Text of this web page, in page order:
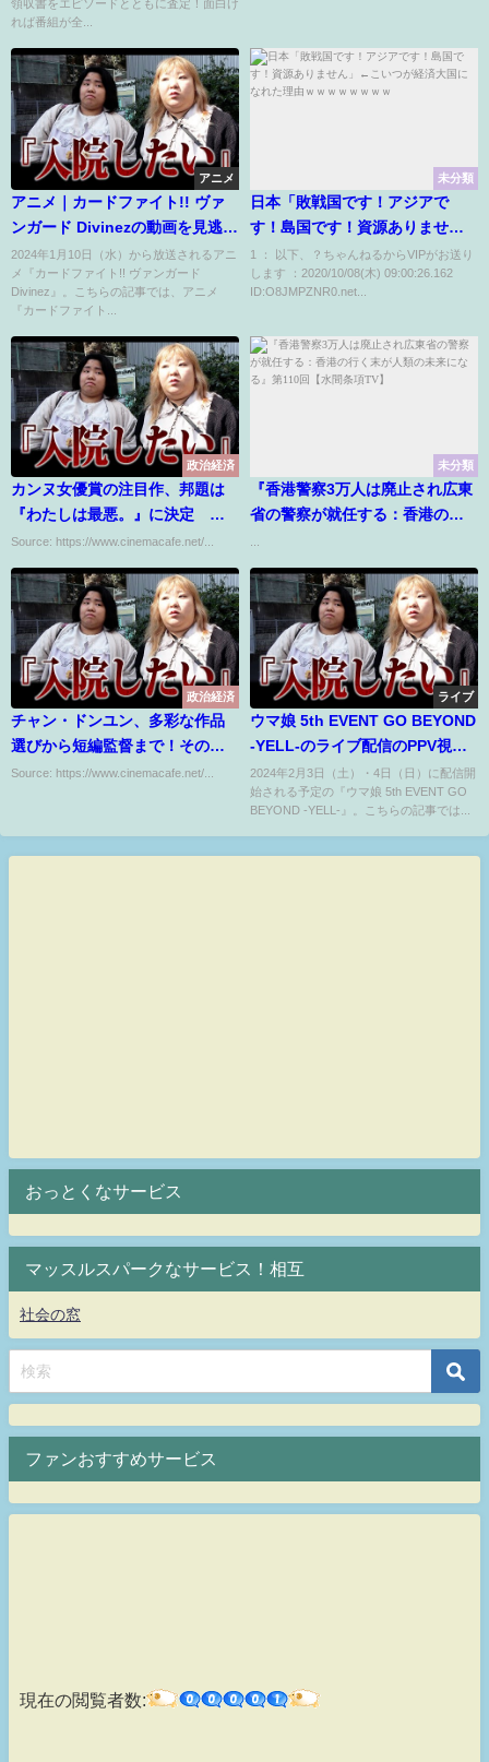
領収書をエピソードとともに査定！面白け
れば番組が全...
アニメ
アニメ｜カードファイト!! ヴァ
ンガード Divinezの動画を見逃し
含め全話無料で見れる配信サイ
トまとめ
2024年1月10日（水）から放送されるアニ
メ『カードファイト!! ヴァンガード
Divinez』。こちらの記事では、アニメ
『カードファイト...
未分類
日本「敗戦国です！アジアで
す！島国です！資源ありませ
ん」←こいつが経済大国になれ
た理由ｗｗｗｗｗｗｗｗ
1 ： 以下、？ちゃんねるからVIPがお送り
します ：2020/10/08(木) 09:00:26.162
ID:O8JMPZNR0.net...
政治経済
カンヌ女優賞の注目作、邦題は
『わたしは最悪。』に決定 シ
ーン写真3点も解禁
Source: https://www.cinemacafe.net/...
未分類
『香港警察3万人は廃止され広東
省の警察が就任する：香港の行
政治経済
チャン・ドンユン、多彩な作品
選びから短編監督まで！その魅
力に迫る
Source: https://www.cinemacafe.net/...
ライブ
ウマ娘 5th EVENT GO BEYOND
-YELL-のライブ配信のPPV視聴
方法まとめ！動画配信サイトや
見逃し配信の情報も紹介
2024年2月3日（土）・4日（日）に配信開
始される予定の『ウマ娘 5th EVENT GO
BEYOND -YELL-』。こちらの記事では...
おっとくなサービス
マッスルスパークなサービス！相互
社会の窓
ファンおすすめサービス
現在の閲覧者数: